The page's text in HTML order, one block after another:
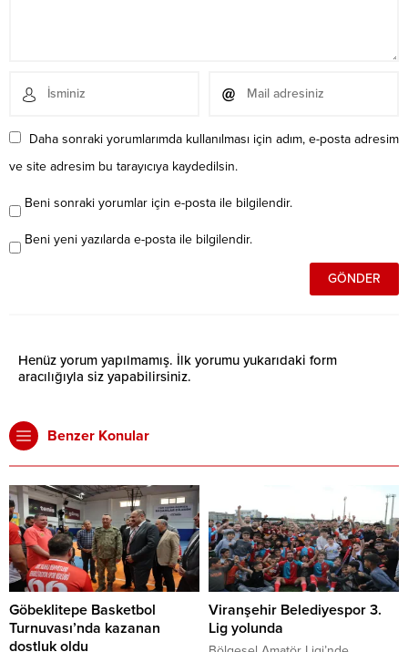
Daha sonraki yorumlarımda kullanılması için adım, e-posta adresim
ve site adresim bu tarayıcıya kaydedilsin.
Beni sonraki yorumlar için e-posta ile bilgilendir.
Beni yeni yazılarda e-posta ile bilgilendir.
Henüz yorum yapılmamış. İlk yorumu yukarıdaki form
aracılığıyla siz yapabilirsiniz.
Benzer Konular
Göbeklitepe Basketbol
Turnuvası’nda kazanan
dostluk oldu
Viranşehir Belediyespor 3.
Lig yolunda